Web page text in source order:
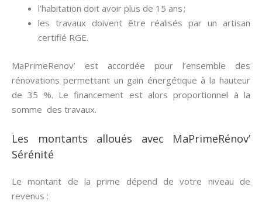
l’habitation doit avoir plus de 15 ans ;
les travaux doivent être réalisés par un artisan
certifié RGE.
MaPrimeRenov’ est accordée pour l’ensemble des
rénovations permettant un gain énergétique à la hauteur
de 35 %. Le financement est alors proportionnel à la
somme des travaux.
Les montants alloués avec MaPrimeRénov’
Sérénité
Le montant de la prime dépend de votre niveau de
revenus :